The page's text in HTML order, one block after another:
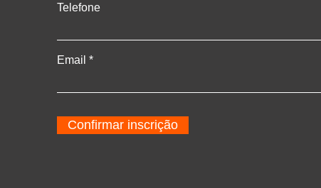
Telefone
Email
Confirmar inscrição